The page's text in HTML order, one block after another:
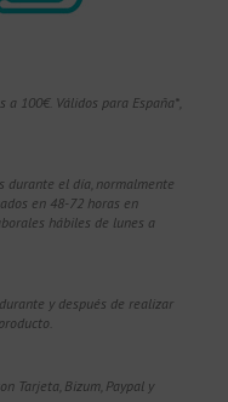
100€. Válidos para España*,
durante el día, normalmente
en 48-72 horas en
hábiles de lunes a
y después de realizar
Tarjeta, Bizum, Paypal y